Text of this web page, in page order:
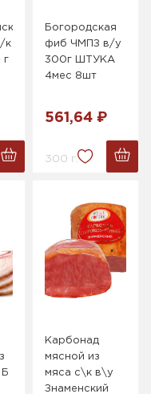
к
г
Богородская
фиб ЧМПЗ в/у
300г ШТУКА
4мес 8шт
561,64 ₽
300 г.
Б
Карбонад
мясной из
мяса с\к в\у
Знаменский